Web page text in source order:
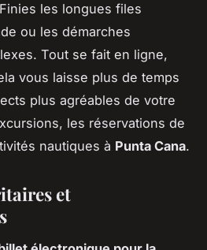
les longues files
ou les démarches
Tout se fait en ligne,
vous laisse plus de temps
plus agréables de votre
les réservations de
nautiques à Punta Cana.
et